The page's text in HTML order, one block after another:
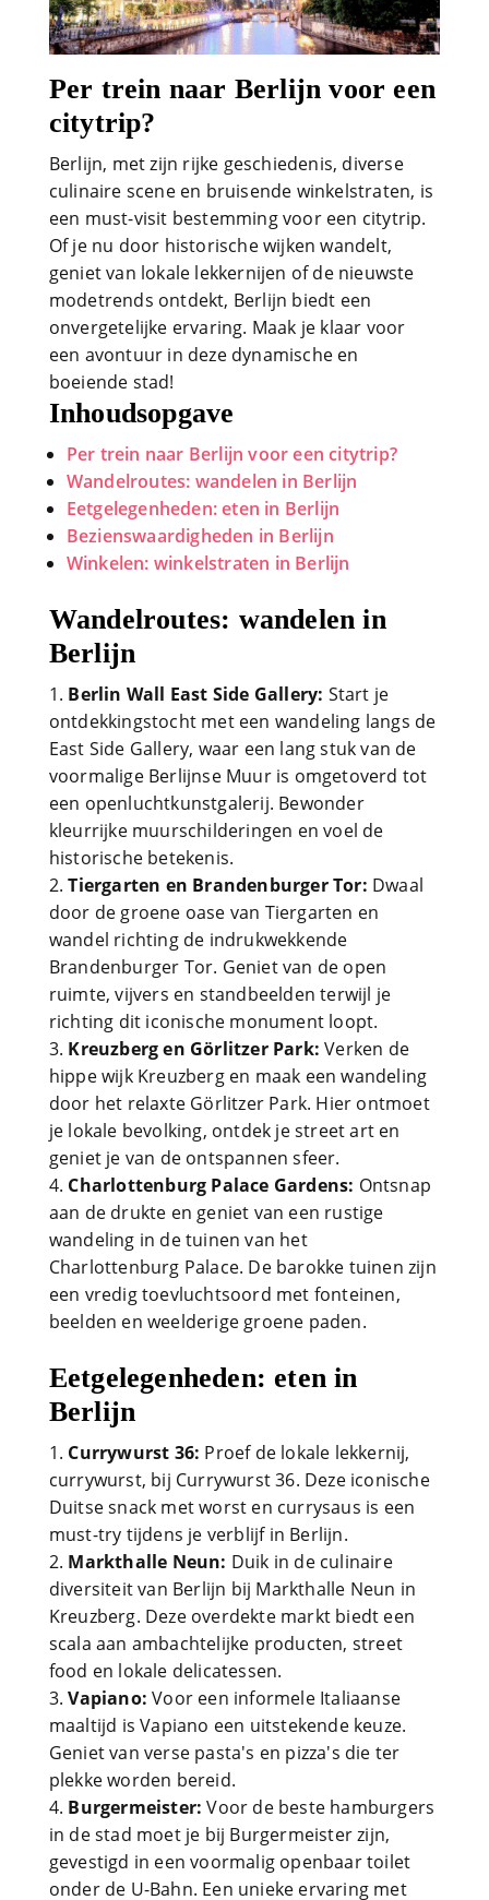
Per trein naar Berlijn voor een
citytrip?
Berlijn, met zijn rijke geschiedenis, diverse
culinaire scene en bruisende winkelstraten, is
een must-visit bestemming voor een citytrip.
Of je nu door historische wijken wandelt,
geniet van lokale lekkernijen of de nieuwste
modetrends ontdekt, Berlijn biedt een
onvergetelijke ervaring. Maak je klaar voor
een avontuur in deze dynamische en
boeiende stad!
Inhoudsopgave
Per trein naar Berlijn voor een citytrip?
Wandelroutes: wandelen in Berlijn
Eetgelegenheden: eten in Berlijn
Bezienswaardigheden in Berlijn
Winkelen: winkelstraten in Berlijn
Wandelroutes: wandelen in
Berlijn
Berlin Wall East Side Gallery: Start je
ontdekkingstocht met een wandeling langs de
East Side Gallery, waar een lang stuk van de
voormalige Berlijnse Muur is omgetoverd tot
een openluchtkunstgalerij. Bewonder
kleurrijke muurschilderingen en voel de
historische betekenis.
Tiergarten en Brandenburger Tor: Dwaal
door de groene oase van Tiergarten en
wandel richting de indrukwekkende
Brandenburger Tor. Geniet van de open
ruimte, vijvers en standbeelden terwijl je
richting dit iconische monument loopt.
Kreuzberg en Görlitzer Park: Verken de
hippe wijk Kreuzberg en maak een wandeling
door het relaxte Görlitzer Park. Hier ontmoet
je lokale bevolking, ontdek je street art en
geniet je van de ontspannen sfeer.
Charlottenburg Palace Gardens: Ontsnap
aan de drukte en geniet van een rustige
wandeling in de tuinen van het
Charlottenburg Palace. De barokke tuinen zijn
een vredig toevluchtsoord met fonteinen,
beelden en weelderige groene paden.
Eetgelegenheden: eten in
Berlijn
Currywurst 36: Proef de lokale lekkernij,
currywurst, bij Currywurst 36. Deze iconische
Duitse snack met worst en currysaus is een
must-try tijdens je verblijf in Berlijn.
Markthalle Neun: Duik in de culinaire
diversiteit van Berlijn bij Markthalle Neun in
Kreuzberg. Deze overdekte markt biedt een
scala aan ambachtelijke producten, street
food en lokale delicatessen.
Vapiano: Voor een informele Italiaanse
maaltijd is Vapiano een uitstekende keuze.
Geniet van verse pasta's en pizza's die ter
plekke worden bereid.
Burgermeister: Voor de beste hamburgers
in de stad moet je bij Burgermeister zijn,
gevestigd in een voormalig openbaar toilet
onder de U-Bahn. Een unieke ervaring met